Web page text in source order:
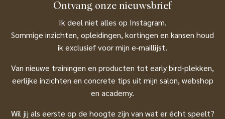
Ontvang onze nieuwsbrief
Ik deel niet alles op Instagram.
Sommige inzichten, opleidingen, kortingen en kansen houd
ik exclusief voor mijn e-maillijst.
Van nieuwe trainingen en producten tot early bird-plekken,
eerlijke inzichten en concrete tips uit mijn salon, webshop
en academy.
Wil jij als eerste op de hoogte zijn van wat er écht speelt?